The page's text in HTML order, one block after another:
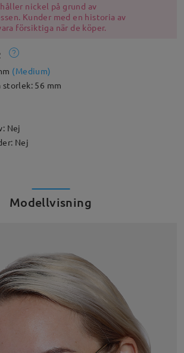
nickel på grund av
Kunder med en historia av
försiktiga när de köper.
(Medium)
storlek: 56 mm
Nej
Nej
Modellvisning